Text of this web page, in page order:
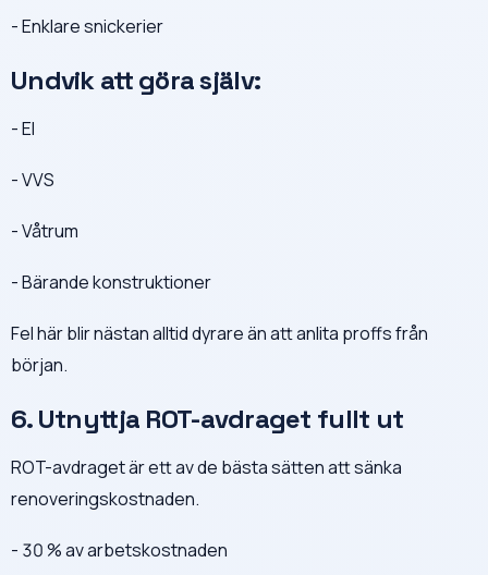
- Enklare snickerier
Undvik att göra själv:
- El
- VVS
- Våtrum
- Bärande konstruktioner
Fel här blir nästan alltid dyrare än att anlita proffs från
början.
6. Utnyttja ROT-avdraget fullt ut
ROT-avdraget är ett av de bästa sätten att sänka
renoveringskostnaden.
- 30 % av arbetskostnaden